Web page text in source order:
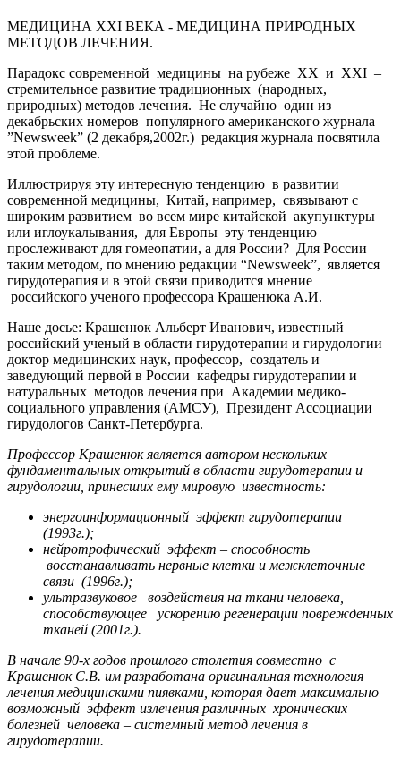
МЕДИЦИНА XXI ВЕКА - МЕДИЦИНА ПРИРОДНЫХ
МЕТОДОВ ЛЕЧЕНИЯ.
Парадокс современной медицины на рубеже XX и XXI –
стремительное развитие традиционных (народных,
природных) методов лечения. Не случайно один из
декабрьских номеров популярного американского журнала
”Newsweek” (2 декабря,2002г.) редакция журнала посвятила
этой проблеме.
Иллюстрируя эту интересную тенденцию в развитии
современной медицины, Китай, например, связывают с
широким развитием во всем мире китайской акупунктуры
или иглоукалывания, для Европы эту тенденцию
прослеживают для гомеопатии, а для России? Для России
таким методом, по мнению редакции “Newsweek”, является
гирудотерапия и в этой связи приводится мнение
российского ученого профессора Крашенюка А.И.
Наше досье: Крашенюк Альберт Иванович, известный
российский ученый в области гирудотерапии и гирудологии
доктор медицинских наук, профессор, создатель и
заведующий первой в России кафедры гирудотерапии и
натуральных методов лечения при Академии медико-
социального управления (АМСУ), Президент Ассоциации
гирудологов Санкт-Петербурга.
Профессор Крашенюк является автором нескольких
фундаментальных открытий в области гирудотерапии и
гирудологии, принесших ему мировую известность:
энергоинформационный эффект гирудотерапии
(1993г.);
нейротрофический эффект – способность
восстанавливать нервные клетки и межклеточные
связи (1996г.);
ультразвуковое воздействия на ткани человека,
способствующее ускорению регенерации поврежденных
тканей (2001г.).
В начале 90-х годов прошлого столетия совместно с
Крашенюк С.В. им разработана оригинальная технология
лечения медицинскими пиявками, которая дает максимально
возможный эффект излечения различных хронических
болезней человека – системный метод лечения в
гирудотерапии.